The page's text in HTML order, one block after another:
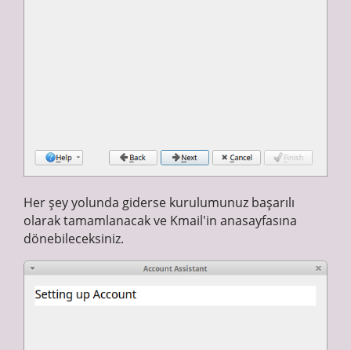
Her şey yolunda giderse kurulumunuz başarılı
olarak tamamlanacak ve Kmail'in anasayfasına
dönebileceksiniz.